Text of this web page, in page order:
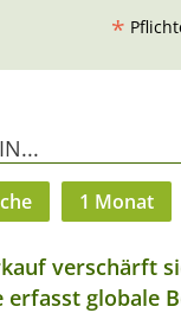
*
1 Monat
verschärft
erfasst globale